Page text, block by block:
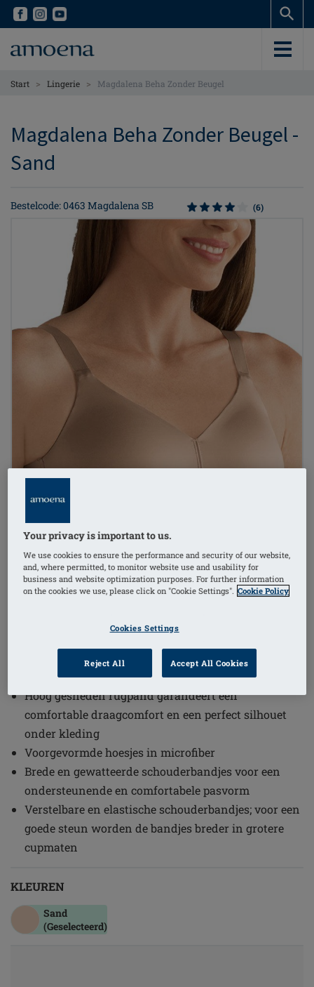
Skip
content
Skip
content
Start > Lingerie > Magdalena Beha Zonder Beugel
Magdalena Beha Zonder Beugel -
Sand
Bestelcode: 0463 Magdalena SB (6)
Bestelcode: 0463 Magdalena SB
Hoog gesneden rugpand garandeert een
comfortable draagcomfort en een perfect silhouet
onder kleding
Voorgevormde hoesjes in microfiber
Brede en gewatteerde schouderbandjes voor een
ondersteunende en comfortabele pasvorm
Verstelbare en elastische schouderbandjes; voor een
goede steun worden de bandjes breder in grotere
cupmaten
KLEUREN
Sand
(Geselecteerd)
Your privacy is important to us.
We use cookies to ensure the performance and security of our website,
and, where permitted, to monitor website use and usability for
business and website optimization purposes. For further information
on the cookies we use, please click on "Cookie Settings". Cookie Policy
Cookies Settings
Reject All Accept All Cookies